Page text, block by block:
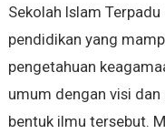
Sekolah Islam
pendidikan yang
pengetahuan
umum dengan visi
bentuk ilmu tersebut.